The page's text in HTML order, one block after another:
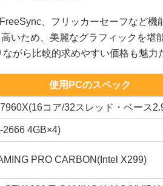
、フリッカーセーフなど機
いため、美麗なグラフィックを堪
がら比較的求めやすい価格も魅力
使用PCのスペック
コア/32スレッド・ベース
2666 4GB×4)
PRO CARBON(Intel X299)